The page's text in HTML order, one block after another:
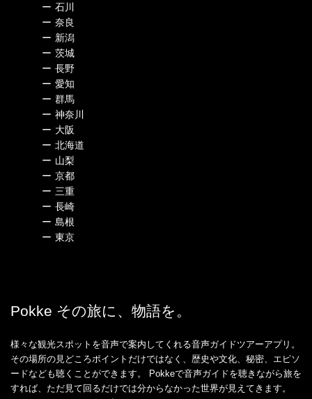
ー 石川
ー 奈良
ー 新潟
ー 茨城
ー 長野
ー 愛知
ー 群馬
ー 神奈川
ー 大阪
ー 北海道
ー 山梨
ー 京都
ー 三重
ー 長崎
ー 島根
ー 東京
Pokke その旅に、物語を。
様々な観光スポットを音声で案内してくれる音声ガイドツアーアプリ。
その場所の見どころポイントだけではなく、歴史や文化、秘密、エピソ
ードなども聴くことができます。 Pokkeで音声ガイドを聴きながら旅を
すれば、ただ見て回るだけでは分からなかった世界が見えてきます。